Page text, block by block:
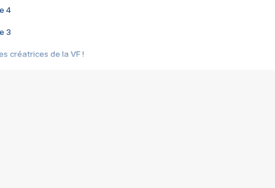
4
3
créatrices de la VF !